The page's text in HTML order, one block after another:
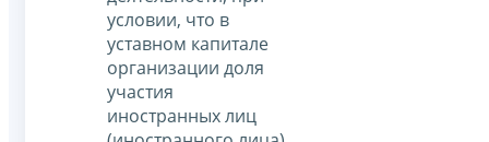
условии, что в
уставном капитале
организации доля
участия
иностранных лиц